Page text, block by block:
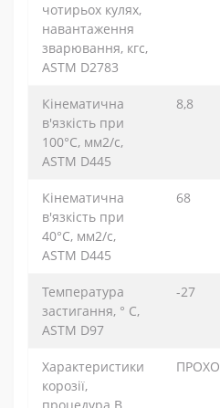
чотирьох кулях,
навантаження
зварювання, кгс,
ASTM D2783
Кінематична
в'язкість при
100°С, мм2/с,
ASTM D445
8,8
Кінематична
в'язкість при
40°С, мм2/с,
ASTM D445
68
Температура
застигання, ° C,
ASTM D97
-27
Характеристики
корозії,